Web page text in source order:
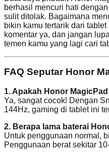
berhasil mencuri hati
sulit ditolak. Bagaimana
bikin kamu tertarik dari
komentar ya, dan jangan
temen kamu yang lagi cari
FAQ Seputar Honor
1. Apakah Honor
Ya, sangat cocok! Dengan
144Hz, gaming di tablet ini
2. Berapa lama baterai
Untuk penggunaan normal,
Penggunaan berat sekitar